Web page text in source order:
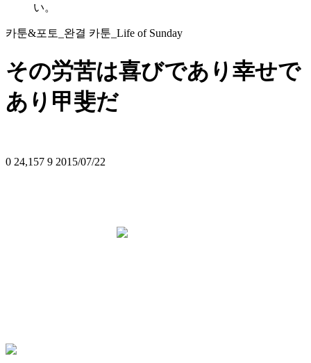
い。
카툰&포토_완결 카툰_Life of Sunday
その労苦は喜びであり幸せで
あり甲斐だ
0 24,157 9 2015/07/22